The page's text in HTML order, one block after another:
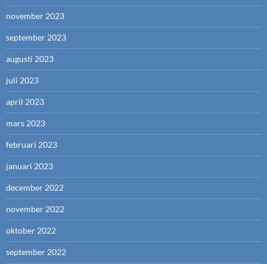
november 2023
september 2023
augusti 2023
juli 2023
april 2023
mars 2023
februari 2023
januari 2023
december 2022
november 2022
oktober 2022
september 2022